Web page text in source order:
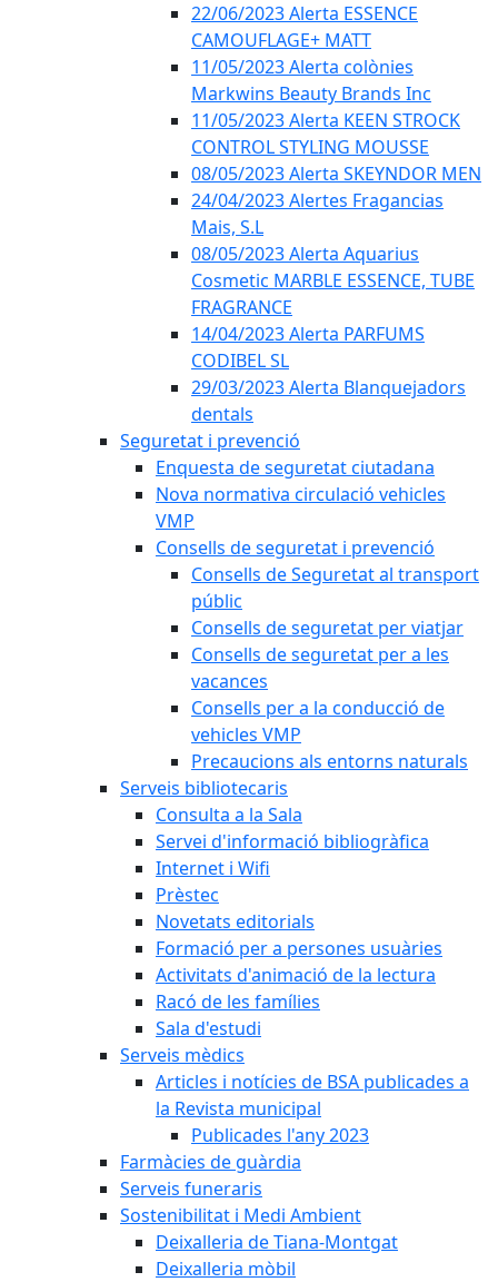
22/06/2023 Alerta ESSENCE
CAMOUFLAGE+ MATT
11/05/2023 Alerta colònies
Markwins Beauty Brands Inc
11/05/2023 Alerta KEEN STROCK
CONTROL STYLING MOUSSE
08/05/2023 Alerta SKEYNDOR MEN
24/04/2023 Alertes Fragancias
Mais, S.L
08/05/2023 Alerta Aquarius
Cosmetic MARBLE ESSENCE, TUBE
FRAGRANCE
14/04/2023 Alerta PARFUMS
CODIBEL SL
29/03/2023 Alerta Blanquejadors
dentals
Seguretat i prevenció
Enquesta de seguretat ciutadana
Nova normativa circulació vehicles
VMP
Consells de seguretat i prevenció
Consells de Seguretat al transport
públic
Consells de seguretat per viatjar
Consells de seguretat per a les
vacances
Consells per a la conducció de
vehicles VMP
Precaucions als entorns naturals
Serveis bibliotecaris
Consulta a la Sala
Servei d'informació bibliogràfica
Internet i Wifi
Prèstec
Novetats editorials
Formació per a persones usuàries
Activitats d'animació de la lectura
Racó de les famílies
Sala d'estudi
Serveis mèdics
Articles i notícies de BSA publicades a
la Revista municipal
Publicades l'any 2023
Farmàcies de guàrdia
Serveis funeraris
Sostenibilitat i Medi Ambient
Deixalleria de Tiana-Montgat
Deixalleria mòbil